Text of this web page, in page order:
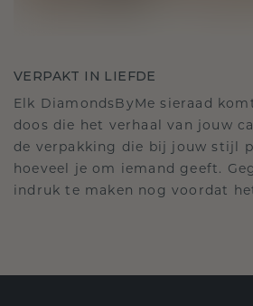
VERPAKT IN LIEFDE
Elk DiamondsByMe sieraad
doos die het verhaal van jouw
de verpakking die bij jouw stijl
hoeveel je om iemand geeft.
indruk te maken nog voordat